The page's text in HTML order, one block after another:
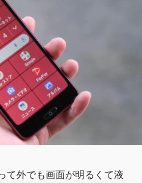
て外でも画面が明るくて液